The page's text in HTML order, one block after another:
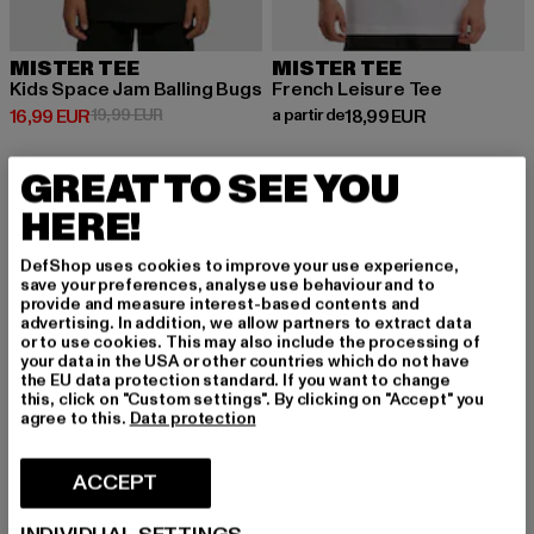
MISTER TEE
Kids Space Jam Balling Bugs
16,99 EUR
Prix courant: 16,99 EUR
19,99 EURPrix en promotion: 19,99 EUR
MISTER TEE
French Leisure Tee
a partir de18,99 EUR
Prix courant: A partir de 18,99
-22%
GREAT TO SEE YOU
HERE!
DefShop uses cookies to improve your use experience,
save your preferences, analyse use behaviour and to
provide and measure interest-based contents and
advertising. In addition, we allow partners to extract data
or to use cookies. This may also include the processing of
your data in the USA or other countries which do not have
the EU data protection standard. If you want to change
this, click on "Custom settings". By clicking on "Accept" you
agree to this. Data protection
ACCEPT